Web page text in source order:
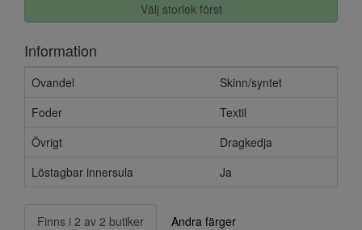
Välj storlek först
Information
Ovandel
Skinn/syntet
Foder
Textil
Övrigt
Dragkedja
Löstagbar innersula
Ja
Finns i 2 av 2 butiker
Andra färger